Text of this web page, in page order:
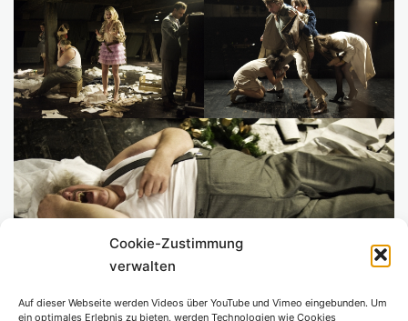
Cookie-Zustimmung
verwalten
Auf dieser Webseite werden Videos über YouTube und Vimeo eingebunden. Um
ein optimales Erlebnis zu bieten, werden Technologien wie Cookies